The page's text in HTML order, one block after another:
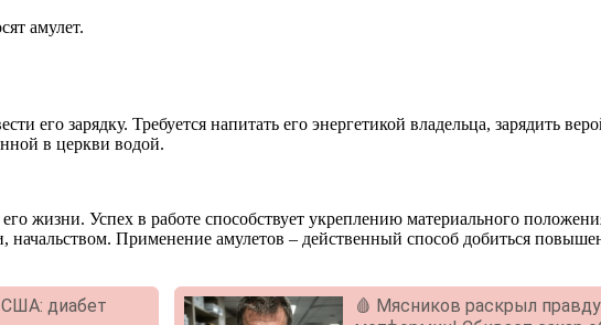
амулет.
его зарядку. Требуется напитать его энергетикой владельца, зарядить
в церкви водой.
жизни. Успех в работе способствует укреплению материального
начальством. Применение амулетов – действенный способ добиться
США: диабет
🩸 Мясников раскрыл